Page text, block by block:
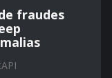
fraudes